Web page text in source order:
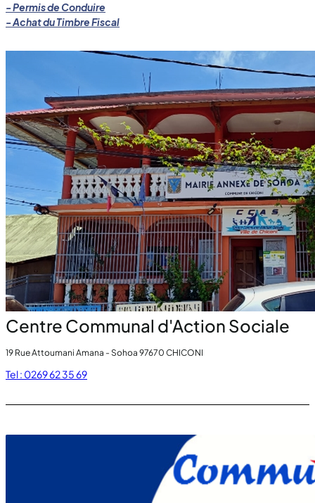
- Permis de Conduire
- Achat du Timbre Fiscal
Centre Communal d'Action Sociale
19 Rue Attoumani Amana - Sohoa 97670 CHICONI
Tel : 0269 62 35 69